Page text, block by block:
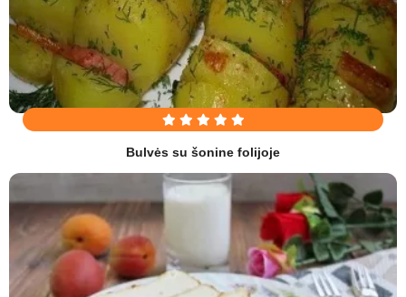
Bulvės su šonine folijoje